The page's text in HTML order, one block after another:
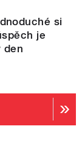
si
je
den